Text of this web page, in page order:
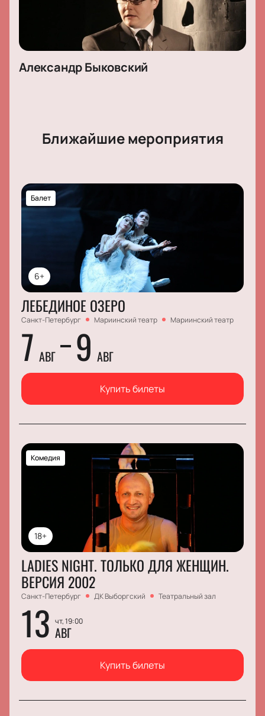
Александр Быковский
Ближайшие мероприятия
6+
Балет
ЛЕБЕДИНОЕ ОЗЕРО
Санкт-Петербург Мариинский театр Мариинский театр
7 АВГ 9 АВГ
Купить билеты
18+
Комедия
LADIES NIGHT. ТОЛЬКО ДЛЯ ЖЕНЩИН.
ВЕРСИЯ 2002
Санкт-Петербург ДК Выборгский Театральный зал
13 чт, 19:00
АВГ
Купить билеты